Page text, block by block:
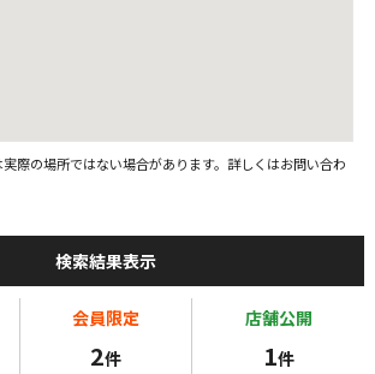
際の場所ではない場合があります。詳しくはお問い合わ
検索結果表示
会員限定
2件
店舗公開
1件